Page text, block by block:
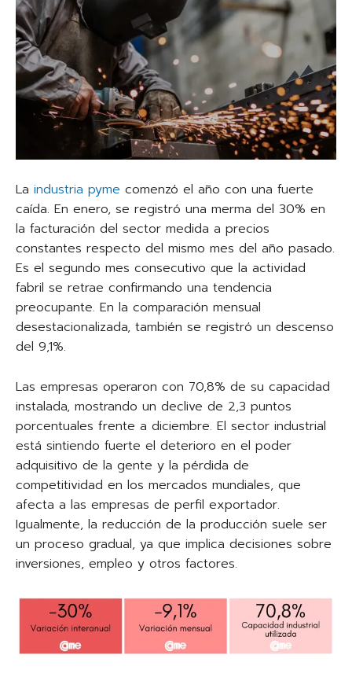
La industria pyme comenzó el año con una fuerte
caída. En enero, se registró una merma del 30% en
la facturación del sector medida a precios
constantes respecto del mismo mes del año pasado.
Es el segundo mes consecutivo que la actividad
fabril se retrae confirmando una tendencia
preocupante. En la comparación mensual
desestacionalizada, también se registró un descenso
del 9,1%.
Las empresas operaron con 70,8% de su capacidad
instalada, mostrando un declive de 2,3 puntos
porcentuales frente a diciembre. El sector industrial
está sintiendo fuerte el deterioro en el poder
adquisitivo de la gente y la pérdida de
competitividad en los mercados mundiales, que
afecta a las empresas de perfil exportador.
Igualmente, la reducción de la producción suele ser
un proceso gradual, ya que implica decisiones sobre
inversiones, empleo y otros factores.